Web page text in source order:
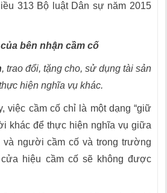
313 Bộ luật Dân sự năm 2015
bên nhận cầm cố
, trao đổi, tặng cho, sử dụng tài sản
hiện nghĩa vụ khác.
việc cầm cố chỉ là một dạng “giữ
khác để thực hiện nghĩa vụ giữa
người cầm cố và trong trường
hiệu cầm cố sẽ không được